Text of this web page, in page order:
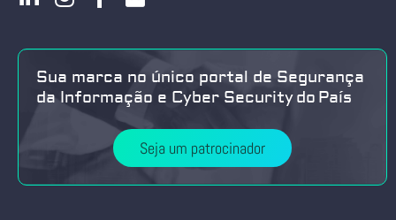
Sua marca no único portal de Segurança
da Informação e Cyber Security do País
Seja um patrocinador